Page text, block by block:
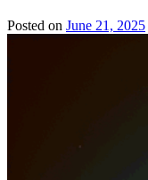
Posted on June 21, 2025